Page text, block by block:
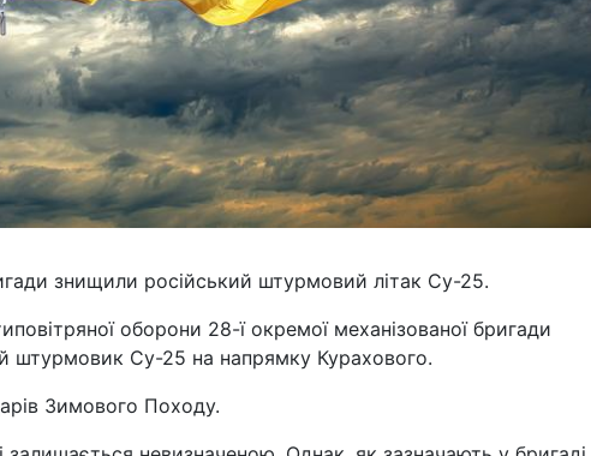
знищили російський штурмовий літак Су-25.
оборони 28-ї окремої механізованої бригади
штурмовик Су-25 на напрямку Курахового.
Зимового Походу.